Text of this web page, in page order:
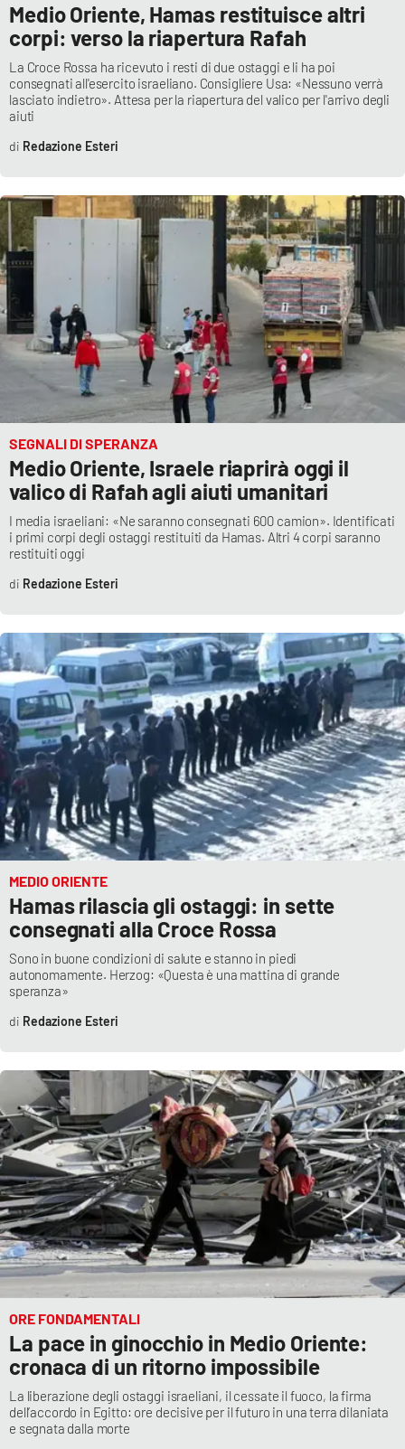
Medio Oriente, Hamas restituisce altri
corpi: verso la riapertura Rafah
La Croce Rossa ha ricevuto i resti di due ostaggi e li ha poi
consegnati all'esercito israeliano. Consigliere Usa: «Nessuno verrà
lasciato indietro». Attesa per la riapertura del valico per l'arrivo degli
aiuti
Redazione Esteri
SEGNALI DI SPERANZA
Medio Oriente, Israele riaprirà oggi il
valico di Rafah agli aiuti umanitari
I media israeliani: «Ne saranno consegnati 600 camion». Identificati
i primi corpi degli ostaggi restituiti da Hamas. Altri 4 corpi saranno
restituiti oggi
Redazione Esteri
MEDIO ORIENTE
Hamas rilascia gli ostaggi: in sette
consegnati alla Croce Rossa
Sono in buone condizioni di salute e stanno in piedi
autonomamente. Herzog: «Questa è una mattina di grande
speranza»
Redazione Esteri
ORE FONDAMENTALI
La pace in ginocchio in Medio Oriente:
cronaca di un ritorno impossibile
La liberazione degli ostaggi israeliani, il cessate il fuoco, la firma
dell’accordo in Egitto: ore decisive per il futuro in una terra dilaniata
e segnata dalla morte